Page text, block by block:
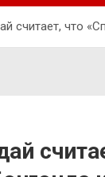
считает, что